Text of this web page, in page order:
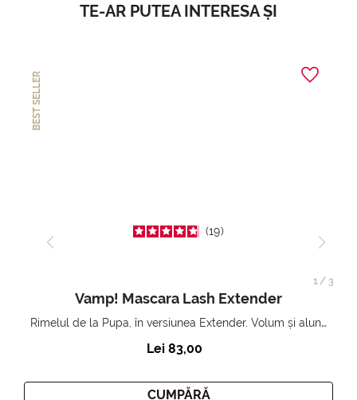
TE-AR PUTEA INTERESA ȘI
BEST SELLER
19
Vamp! Mascara Lash Extender
Rimelul de la Pupa, în versiunea Extender. Volum și alungire 3D. Gene amplificate și ridicate la infinit.
Lei 83,00
CUMPĂRĂ
1/ 3